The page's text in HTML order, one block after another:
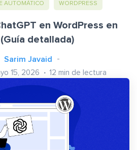
AUTOMÁTICO WORDPRESS
en WordPress en
detallada)
Sarim Javaid
15, 2026 12 min de lectura